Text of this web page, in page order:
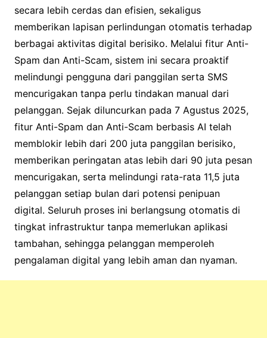
secara lebih cerdas dan efisien, sekaligus
memberikan lapisan perlindungan otomatis terhadap
berbagai aktivitas digital berisiko. Melalui fitur Anti-
Spam dan Anti-Scam, sistem ini secara proaktif
melindungi pengguna dari panggilan serta SMS
mencurigakan tanpa perlu tindakan manual dari
pelanggan. Sejak diluncurkan pada 7 Agustus 2025,
fitur Anti-Spam dan Anti-Scam berbasis AI telah
memblokir lebih dari 200 juta panggilan berisiko,
memberikan peringatan atas lebih dari 90 juta pesan
mencurigakan, serta melindungi rata-rata 11,5 juta
pelanggan setiap bulan dari potensi penipuan
digital. Seluruh proses ini berlangsung otomatis di
tingkat infrastruktur tanpa memerlukan aplikasi
tambahan, sehingga pelanggan memperoleh
pengalaman digital yang lebih aman dan nyaman.